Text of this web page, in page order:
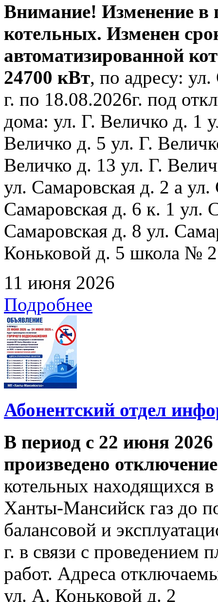
Внимание! Изменение в
котельных. Изменен
автоматизированной
24700 кВт, по адресу:
г. по 18.08.2026г. под
дома: ул. Г. Величко д. 1
Величко д. 5 ул. Г.
Величко д. 13 ул. Г.
ул. Самаровская д. 2 а
Самаровская д. 6 к. 1 ул.
Самаровская д. 8 ул.
Коньковой д. 5 школа №
11 июня 2026
Подробнее
Абонентский отдел
В период с 22 июня 2026
произведено
котельных находящихся
Ханты-Мансийск газ до
балансовой и
г. в связи с проведением
работ. Адреса
ул. А. Коньковой д. 2